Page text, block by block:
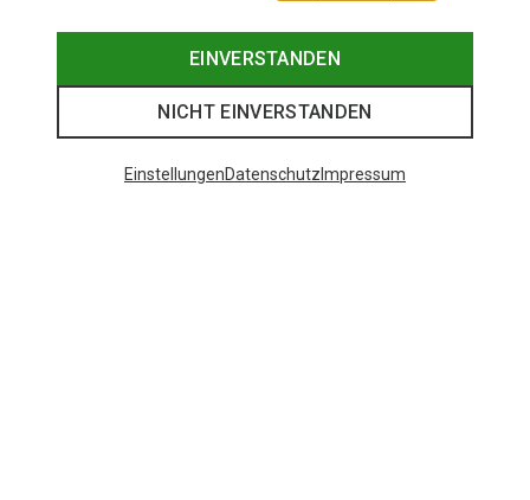
EINVERSTANDEN
NICHT EINVERSTANDEN
EinstellungenDatenschutz Impressum